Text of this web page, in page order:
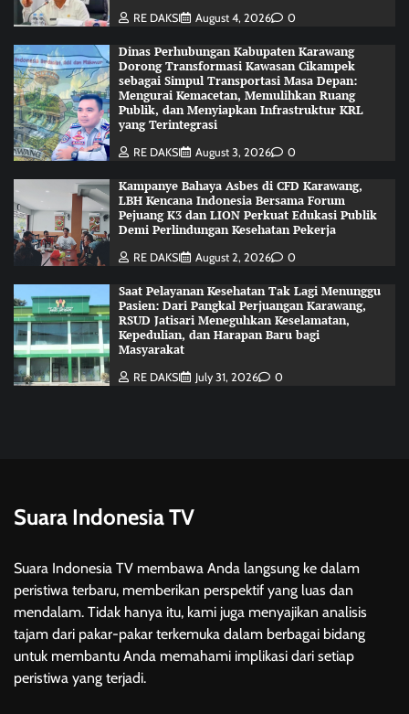
RE DAKSI August 4, 2026 0
Dinas Perhubungan Kabupaten Karawang
Dorong Transformasi Kawasan Cikampek
sebagai Simpul Transportasi Masa Depan:
Mengurai Kemacetan, Memulihkan Ruang
Publik, dan Menyiapkan Infrastruktur KRL
yang Terintegrasi
RE DAKSI August 3, 2026 0
Kampanye Bahaya Asbes di CFD Karawang,
LBH Kencana Indonesia Bersama Forum
Pejuang K3 dan LION Perkuat Edukasi Publik
Demi Perlindungan Kesehatan Pekerja
RE DAKSI August 2, 2026 0
Saat Pelayanan Kesehatan Tak Lagi Menunggu
Pasien: Dari Pangkal Perjuangan Karawang,
RSUD Jatisari Meneguhkan Keselamatan,
Kepedulian, dan Harapan Baru bagi
Masyarakat
RE DAKSI July 31, 2026 0
Suara Indonesia TV
Suara Indonesia TV membawa Anda langsung ke dalam
peristiwa terbaru, memberikan perspektif yang luas dan
mendalam. Tidak hanya itu, kami juga menyajikan analisis
tajam dari pakar-pakar terkemuka dalam berbagai bidang
untuk membantu Anda memahami implikasi dari setiap
peristiwa yang terjadi.